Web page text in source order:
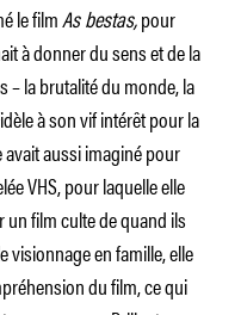
le filmAs bestas,pour
à donner du sens et de la
– la brutalité du monde, la
à son vif intérêt pour la
aussi imaginé pour
VHS, pour laquelle elle
film culte de quand ils
visionnage en famille, elle
du film, ce qui